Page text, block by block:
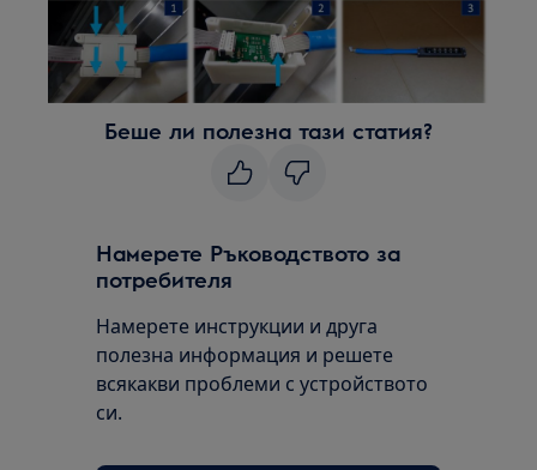
Беше ли полезна тази статия?
Намерете Ръководството за
потребителя
Намерете инструкции и друга
полезна информация и решете
всякакви проблеми с устройството
си.